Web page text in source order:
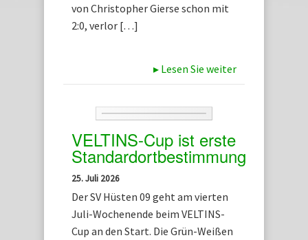
von Christopher Gierse schon mit
2:0, verlor […]
▸ Lesen Sie weiter
VELTINS-Cup ist erste
Standardortbestimmung
25. Juli 2026
Der SV Hüsten 09 geht am vierten
Juli-Wochenende beim VELTINS-
Cup an den Start. Die Grün-Weißen